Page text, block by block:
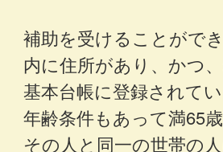
補助を受けることがで
内に住所があり、かつ
基本台帳に登録されてい
年齢条件もあって満65歳
その人と同一の世帯の